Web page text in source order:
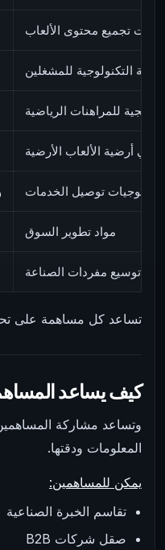
تجميع محتوى الألعاب
التكنولوجية للمشغلين
للمراهنات الرياضية
في أرضية الألعاب الأرضية
تكنولوجيات توصيل الخدمات
مواد تطوير السوق
توسيع مفردات الصناعة
تساعد كل مساهمة على
كيف يساعد
وتساعد مشاركة
المعلومات ودقتها.
يمكن للمساهمين:
تقاسم الخبرة الصناعية
صقل شركات B2B